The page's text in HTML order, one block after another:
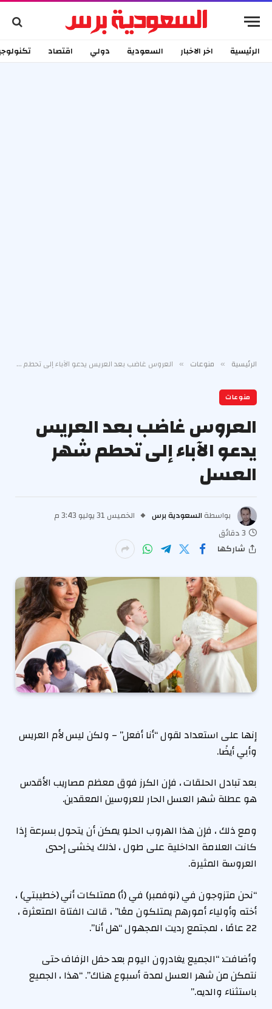
الرئيسية اخر الاخبار السعودية دولي اقتصاد
الرئيسية » منوعات » العروس غاضب بعد العريس يدعو الآباء إلى تحطم شهر العسل
منوعات
العروس غاضب بعد العريس
يدعو الآباء إلى تحطم شهر
العسل
بواسطة السعودية برس
الخميس 31 يوليو 3:43 م
3 دقائق
شاركها
إنها على استعداد لقول “أنا أفعل” – ولكن ليس لأم العريس
وأبي أيضًا.
بعد تبادل الحلقات ، فإن الكرز فوق معظم مصاريب الأقدس
هو عطلة شهر العسل الحار للعروسين المعقدين.
ومع ذلك ، فإن هذا الهروب الحلو يمكن أن يتحول بسرعة إذا
كانت العلامة الداخلية على طول ، لذلك يخشى إحدى
العروسة المثيرة.
“نحن متزوجون في (نوفمبر) في (أ) ممتلكات أني (خطيبتي) ،
أخته وأولياء أمورهم يمتلكون معًا” ، قالت الفتاة المتعثرة ،
22 عامًا ، لمجتمع رديت المجهول “هل أنا”.
وأضافت: “الجميع يغادرون اليوم بعد حفل الزفاف حتى
نتمكن من شهر العسل لمدة أسبوع هناك”. “هذا ، الجميع
باستثناء والديه.”